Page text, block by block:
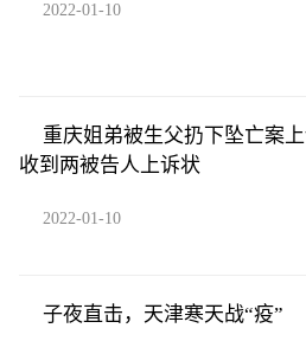
2022-01-10
重庆姐弟被生父扔下坠亡案
收到两被告人上诉状
2022-01-10
子夜直击，天津寒天战“疫”